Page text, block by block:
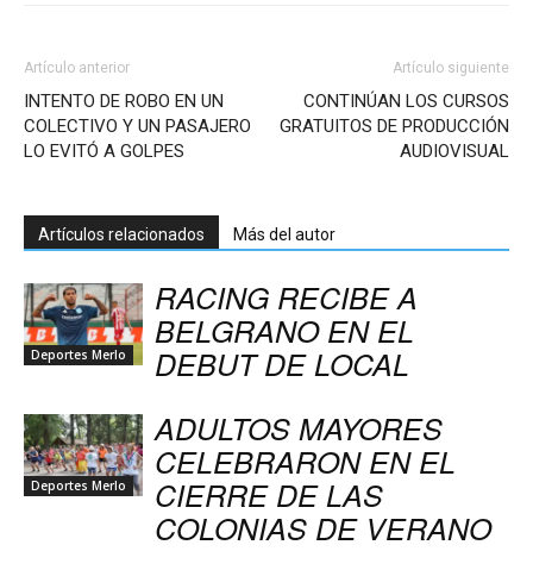
Artículo anterior
INTENTO DE ROBO EN UN
COLECTIVO Y UN PASAJERO
LO EVITÓ A GOLPES
Artículo siguiente
CONTINÚAN LOS CURSOS
GRATUITOS DE PRODUCCIÓN
AUDIOVISUAL
Artículos relacionados Más del autor
Deportes Merlo
RACING RECIBE A
BELGRANO EN EL
DEBUT DE LOCAL
Deportes Merlo
ADULTOS MAYORES
CELEBRARON EN EL
CIERRE DE LAS
COLONIAS DE VERANO